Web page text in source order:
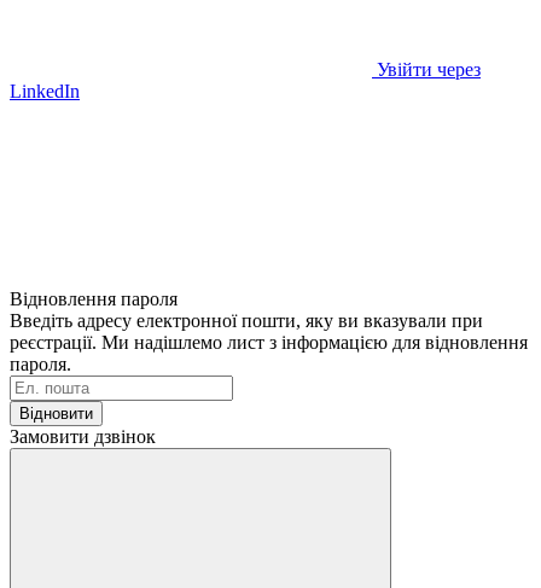
Увійти через
LinkedIn
Відновлення пароля
Введіть адресу електронної пошти, яку ви вказували при
реєстрації. Ми надішлемо лист з інформацією для відновлення
пароля.
Відновити
Замовити дзвінок